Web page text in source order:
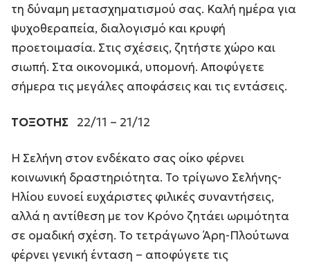
τη δύναμη μετασχηματισμού σας. Καλή ημέρα για
ψυχοθεραπεία, διαλογισμό και κρυφή
προετοιμασία. Στις σχέσεις, ζητήστε χώρο και
σιωπή. Στα οικονομικά, υπομονή. Αποφύγετε
σήμερα τις μεγάλες αποφάσεις και τις εντάσεις.
ΤΟΞΟΤΗΣ 22/11 – 21/12
Η Σελήνη στον ενδέκατο σας οίκο φέρνει
κοινωνική δραστηριότητα. Το τρίγωνο Σελήνης-
Ηλίου ευνοεί ευχάριστες φιλικές συναντήσεις,
αλλά η αντίθεση με τον Κρόνο ζητάει ωριμότητα
σε ομαδική σχέση. Το τετράγωνο Άρη-Πλούτωνα
φέρνει γενική ένταση – αποφύγετε τις